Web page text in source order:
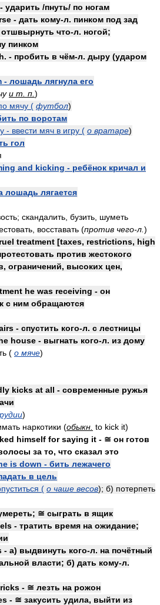
/пнуть/ по ногам
- дать кому-л. пинком под зад
что-л. ногой;
пинком
- пробить в чём-л. дыру (ударом
лошадь лягнула его
и т. п. )
мячу ( футбол)
по воротам
- ввести мяч в игру ( о вратаре)
гол
and kicking - ребёнок кричал и
лошадь лягается
скандалить, бузить, шуметь
восставать (против чего-л. )
treatment [taxes, restrictions, high
против жестокого
ограничений, высоких цен,
he was receiving - он
с ним обращаются
- спустить кого-л. с лестницы
house - выгнать кого-л. из дому
( о мяче)
kicks at all - современные ружья
)
наркотики (обыкн. to kick it)
himself for saying it - ≅ он готов
за то, что сказал это
is down - бить лежачего
в цель
( о чаше весов); б) потерпеть
≅ сыграть в ящик
- тратить время на ожидание;
а) выдвинуть кого-л. на почётный
власти; б) дать кому-л.
- ≅ лезть на рожон
- ≅ закусить удила, выйти из